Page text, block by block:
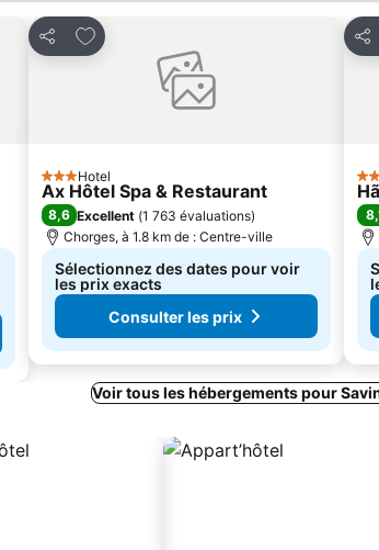
Partager
Ajouter à mes favoris
3 Étoiles
Hotel
Ax Hôtel Spa & Restaurant
8,6 Excellent (1 763 évaluations)
Chorges, à 1.8 km de : Centre-ville
Sélectionnez des dates pour voir
les prix exacts
Consulter les prix
3
Voir tous les hébergements pour